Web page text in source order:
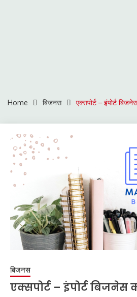
Home बिजनस एक्सपोर्ट – इंपोर्ट
बिजनस
एक्सपोर्ट – इंपोर्ट